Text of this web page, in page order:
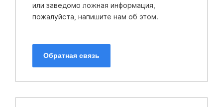
или заведомо ложная информация,
пожалуйста, напишите нам об этом.
Обратная связь